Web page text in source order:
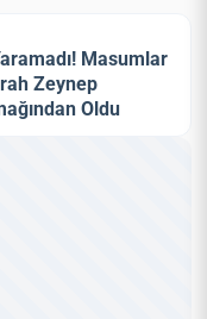
Masumlar
Zeynep
Oldu